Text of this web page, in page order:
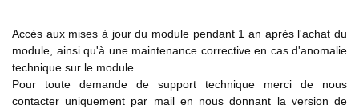
Accès aux mises à jour du module pendant 1 an après l'achat du
module, ainsi qu'à une maintenance corrective en cas d'anomalie
technique sur le module.
Pour toute demande de support technique merci de nous
contacter uniquement par mail en nous donnant la version de